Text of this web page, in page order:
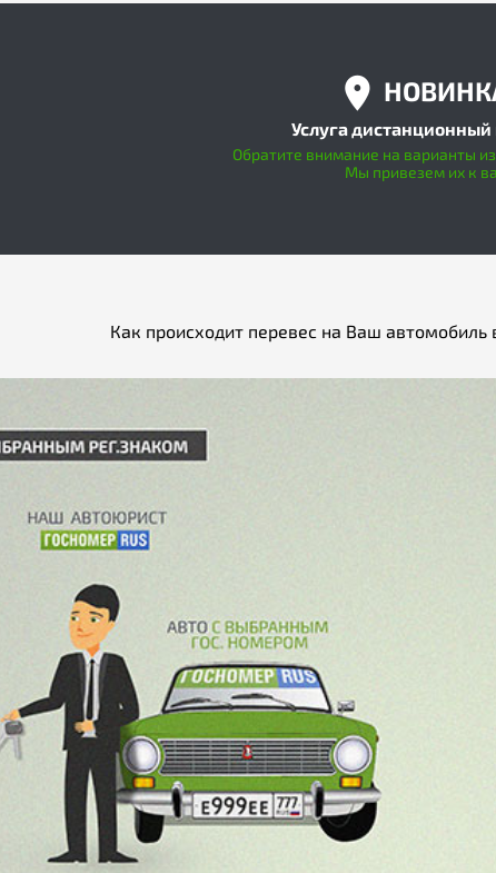
Услуга дистанционный
Обратите внимание на варианты
Мы привезем их к
Как происходит перевес на Ваш автомобиль